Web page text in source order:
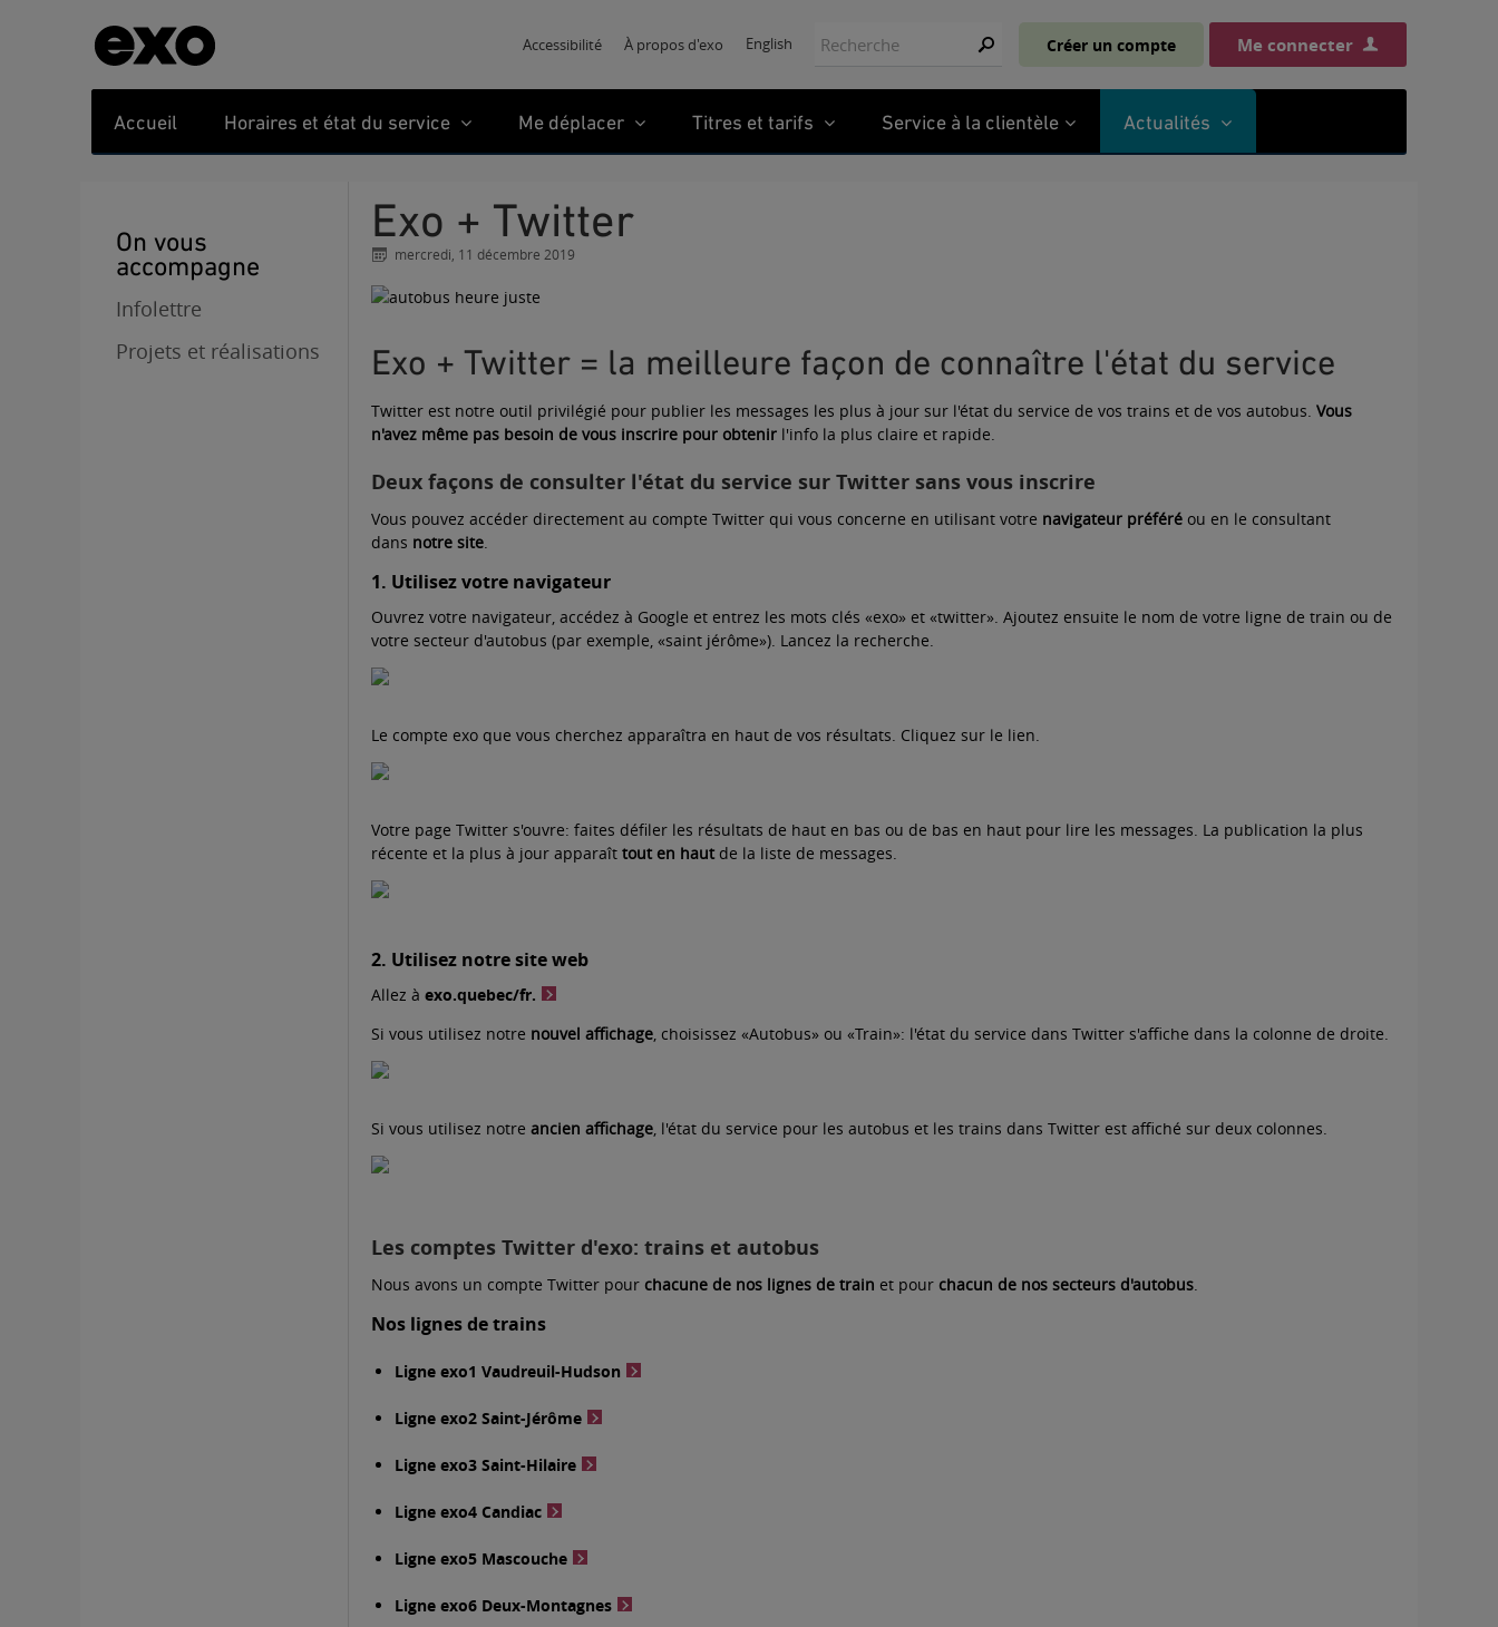
Accessibilité À propos d'exo English Créer un compte Me connecter
Accueil Horaires et état du service Me déplacer Titres et tarifs Service à la clientèle Actualités
On vous
accompagne
Infolettre
Projets et réalisations
Exo + Twitter
mercredi, 11 décembre 2019
Exo + Twitter = la meilleure façon de connaître l'état du service
Twitter est notre outil privilégié pour publier les messages les plus à jour sur l'état du service de vos trains et de vos autobus. Vous
n'avez même pas besoin de vous inscrire pour obtenir l'info la plus claire et rapide.
Deux façons de consulter l'état du service sur Twitter sans vous inscrire
Vous pouvez accéder directement au compte Twitter qui vous concerne en utilisant votre navigateur préféré ou en le consultant
dans notre site.
1. Utilisez votre navigateur
Ouvrez votre navigateur, accédez à Google et entrez les mots clés «exo» et «twitter». Ajoutez ensuite le nom de votre ligne de train ou de
votre secteur d'autobus (par exemple, «saint jérôme»). Lancez la recherche.
Le compte exo que vous cherchez apparaîtra en haut de vos résultats. Cliquez sur le lien.
Votre page Twitter s'ouvre: faites défiler les résultats de haut en bas ou de bas en haut pour lire les messages. La publication la plus
récente et la plus à jour apparaît tout en haut de la liste de messages.
2. Utilisez notre site web
Allez à exo.quebec/fr.
Si vous utilisez notre nouvel affichage, choisissez «Autobus» ou «Train»: l'état du service dans Twitter s'affiche dans la colonne de droite.
Si vous utilisez notre ancien affichage, l'état du service pour les autobus et les trains dans Twitter est affiché sur deux colonnes.
Les comptes Twitter d'exo: trains et autobus
Nous avons un compte Twitter pour chacune de nos lignes de train et pour chacun de nos secteurs d'autobus.
Nos lignes de trains
Ligne exo1 Vaudreuil-Hudson
Ligne exo2 Saint-Jérôme
Ligne exo3 Saint-Hilaire
Ligne exo4 Candiac
Ligne exo5 Mascouche
Ligne exo6 Deux-Montagnes